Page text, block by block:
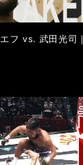
フ vs. 武田光司｜